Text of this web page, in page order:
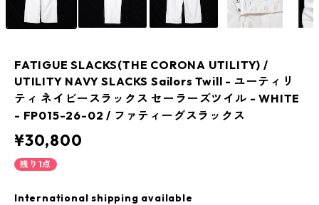
FATIGUE SLACKS(THE CORONA UTILITY) /
UTILITY NAVY SLACKS Sailors Twill - ユーティリ
ティ ネイビースラックス セーラーズツイル - WHITE
- FP015-26-02 / ファティーグスラックス
¥30,800
残り1点
International shipping available